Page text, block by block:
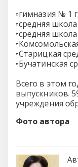
▫️гимназия № 1
▫️средняя
▫️средняя
▫️Старицкая
▫️Бучатинская
Всего в этом
выпускников.
учреждения
Фото автора